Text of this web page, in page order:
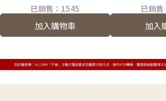
已銷售：1545
加入購物車
已銷
加入